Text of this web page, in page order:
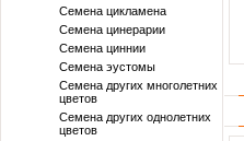
Семена цикламена
Семена цинерарии
Семена циннии
Семена эустомы
Семена других многолетних
цветов
Семена других однолетних
цветов